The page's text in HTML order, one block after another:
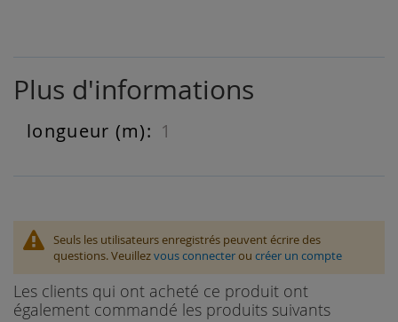
Plus d'informations
Plus
d'informations
1
Seuls les utilisateurs enregistrés peuvent écrire des
questions. Veuillezvous connecterou créer un compte
Les clients qui ont acheté ce produit ont
également commandé les produits suivants